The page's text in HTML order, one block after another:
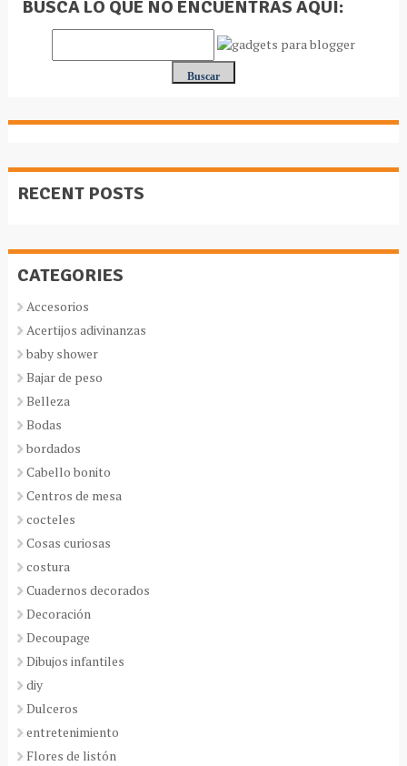
BUSCA LO QUE NO ENCUENTRAS AQUÍ:
RECENT POSTS
CATEGORIES
Accesorios
Acertijos adivinanzas
baby shower
Bajar de peso
Belleza
Bodas
bordados
Cabello bonito
Centros de mesa
cocteles
Cosas curiosas
costura
Cuadernos decorados
Decoración
Decoupage
Dibujos infantiles
diy
Dulceros
entretenimiento
Flores de listón